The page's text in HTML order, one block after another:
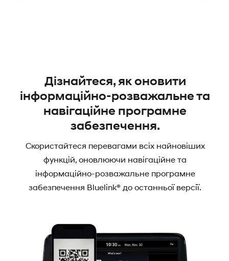
Дізнайтеся, як оновити
інформаційно-розважальне та
навігаційне програмне
забезпечення.
Скористайтеся перевагами всіх найновіших
функцій, оновлюючи навігаційне та
інформаційно-розважальне програмне
забезпечення Bluelink® до останньої версії.